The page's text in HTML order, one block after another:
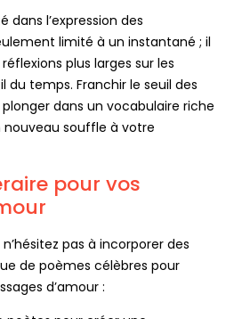
dans l’expression des
limité à un instantané ; il
plus larges sur les
du temps. Franchir le seuil des
dans un vocabulaire riche
souffle à votre
pour vos
pas à incorporer des
de poèmes célèbres pour
d’amour :